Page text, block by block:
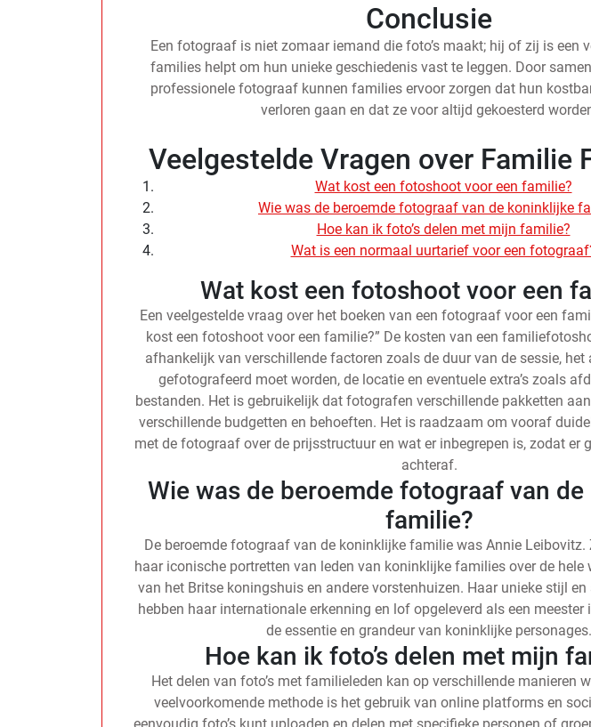
Conclusie
Een fotograaf is niet zomaar iemand die foto’s maakt; hij of zij is een
families helpt om hun unieke geschiedenis vast te leggen. Door
professionele fotograaf kunnen families ervoor zorgen dat hun
verloren gaan en dat ze voor altijd gekoesterd
Veelgestelde Vragen over Familie
Wat kost een fotoshoot voor een familie?
Wie was de beroemde fotograaf van de koninklijke
Hoe kan ik foto’s delen met mijn familie?
Wat is een normaal uurtarief voor een
Wat kost een fotoshoot voor een
Een veelgestelde vraag over het boeken van een fotograaf voor een
kost een fotoshoot voor een familie?” De kosten van een
afhankelijk van verschillende factoren zoals de duur van de sessie, het
gefotografeerd moet worden, de locatie en eventuele extra’s zoals
bestanden. Het is gebruikelijk dat fotografen verschillende pakketten
verschillende budgetten en behoeften. Het is raadzaam om vooraf
met de fotograaf over de prijsstructuur en wat er inbegrepen is, zodat er
achteraf.
Wie was de beroemde fotograaf van
familie?
De beroemde fotograaf van de koninklijke familie was Annie Leibovitz.
haar iconische portretten van leden van koninklijke families over de hele
van het Britse koningshuis en andere vorstenhuizen. Haar unieke stijl
hebben haar internationale erkenning en lof opgeleverd als een meester
de essentie en grandeur van koninklijke personages.
Hoe kan ik foto’s delen met mijn
Het delen van foto’s met familieleden kan op verschillende manieren
veelvoorkomende methode is het gebruik van online platforms en
eenvoudig foto’s kunt uploaden en delen met specifieke personen of